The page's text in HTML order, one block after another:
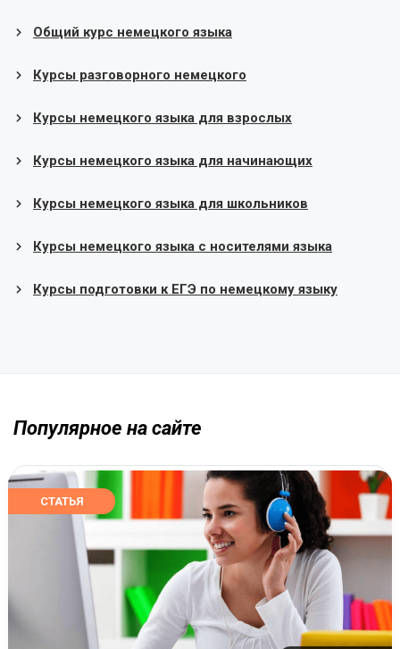
Общий курс немецкого языка
Курсы разговорного немецкого
Курсы немецкого языка для взрослых
Курсы немецкого языка для начинающих
Курсы немецкого языка для школьников
Курсы немецкого языка с носителями языка
Курсы подготовки к ЕГЭ по немецкому языку
Популярное на сайте
СТАТЬЯ